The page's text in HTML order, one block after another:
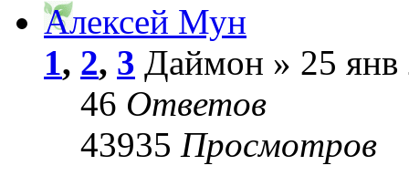
Алексей Мун
1, 2, 3 Даймон » 25 янв
46 Ответов
43935 Просмотров